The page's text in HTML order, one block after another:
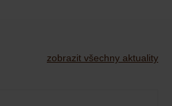
zobrazit všechny aktuality